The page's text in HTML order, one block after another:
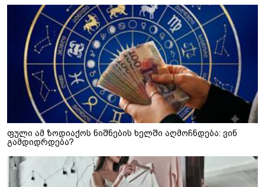
ფული ამ ზოდიაქოს ნიშნების ხელში აღმოჩნდება: ვინ
გამდიდრდება?